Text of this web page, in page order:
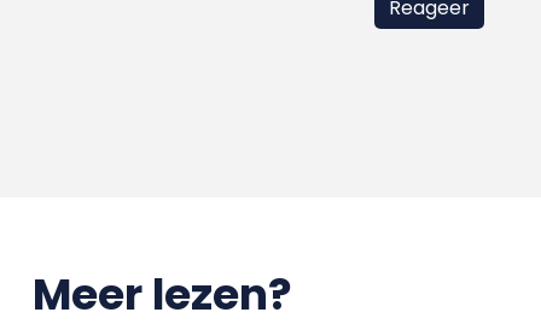
Meer lezen?